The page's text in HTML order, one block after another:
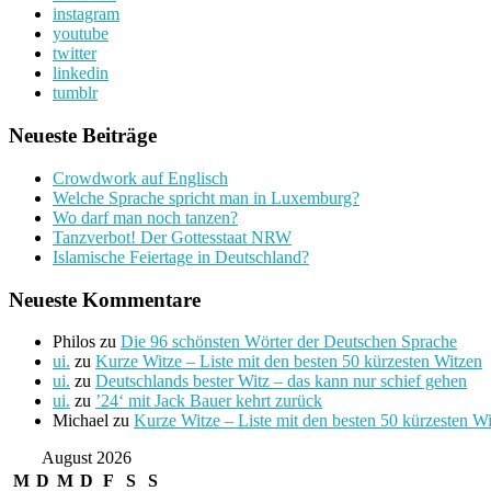
instagram
youtube
twitter
linkedin
tumblr
Neueste Beiträge
Crowdwork auf Englisch
Welche Sprache spricht man in Luxemburg?
Wo darf man noch tanzen?
Tanzverbot! Der Gottesstaat NRW
Islamische Feiertage in Deutschland?
Neueste Kommentare
Philos zu Die 96 schönsten Wörter der Deutschen Sprache
ui. zu Kurze Witze – Liste mit den besten 50 kürzesten Witzen
ui. zu Deutschlands bester Witz – das kann nur schief gehen
ui. zu ’24‘ mit Jack Bauer kehrt zurück
Michael zu Kurze Witze – Liste mit den besten 50 kürzesten
August 2026
M D M D F S
S